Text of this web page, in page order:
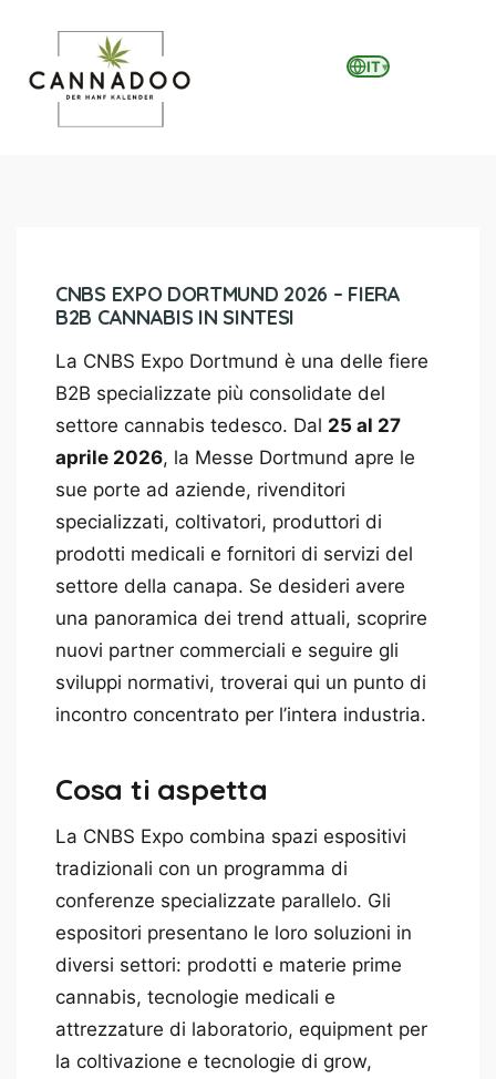
IT▾
CNBS EXPO DORTMUND 2026 – FIERA
B2B CANNABIS IN SINTESI
La CNBS Expo Dortmund è una delle fiere
B2B specializzate più consolidate del
settore cannabis tedesco. Dal 25 al 27
aprile 2026, la Messe Dortmund apre le
sue porte ad aziende, rivenditori
specializzati, coltivatori, produttori di
prodotti medicali e fornitori di servizi del
settore della canapa. Se desideri avere
una panoramica dei trend attuali, scoprire
nuovi partner commerciali e seguire gli
sviluppi normativi, troverai qui un punto di
incontro concentrato per l’intera industria.
Cosa ti aspetta
La CNBS Expo combina spazi espositivi
tradizionali con un programma di
conferenze specializzate parallelo. Gli
espositori presentano le loro soluzioni in
diversi settori: prodotti e materie prime
cannabis, tecnologie medicali e
attrezzature di laboratorio, equipment per
la coltivazione e tecnologie di grow,